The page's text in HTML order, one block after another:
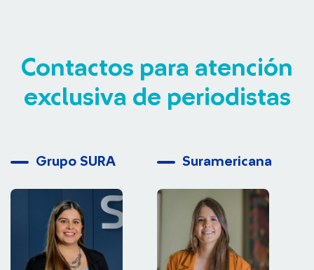
Contactos para atención
exclusiva de periodistas
Grupo SURA Suramericana